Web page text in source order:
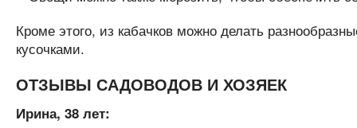
Кроме этого, из кабачков можно делать
кусочками.
ОТЗЫВЫ САДОВОДОВ И ХОЗЯЕК
Ирина, 38 лет: